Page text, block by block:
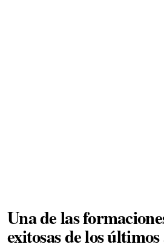
Una de las
exitosas de los últimos